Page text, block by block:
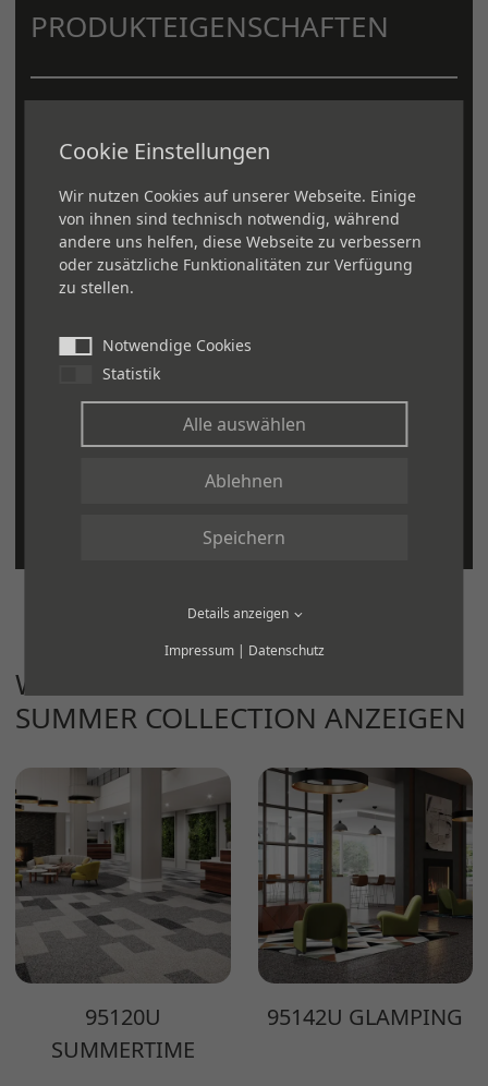
PRODUKTEIGENSCHAFTEN
Werkseitig versiegelt
Umweltfreundlich
Rutschfest
Stoßdämpfend
Gute Trittschallwerte
gegen Kratzer, Druckstellen und
Flecken)
Extreme Langlebigkeit
Einfach zu installieren und zu
WEITERE PRODUKTE DER SERIE
SUMMER COLLECTION ANZEIGEN
95120U
SUMMERTIME
95142U GLAMPING
Cookie Einstellungen
Wir nutzen Cookies auf unserer Webseite. Einige
von ihnen sind technisch notwendig, während
andere uns helfen, diese Webseite zu verbessern
oder zusätzliche Funktionalitäten zur Verfügung
zu stellen.
Notwendige Cookies
Statistik
Alle auswählen
Ablehnen
Speichern
Details anzeigen
Impressum| Datenschutz